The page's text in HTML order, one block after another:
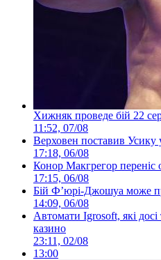
Хижняк проведе бій 22
11:52, 07/08
Верховен поставив
17:18, 06/08
Конор Макгрегор переніс
17:15, 06/08
Бій Ф’юрі-Джошуа може
14:09, 06/08
Автомати Igrosoft, які
казино
23:11, 02/08
13:00